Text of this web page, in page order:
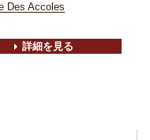
Des Accoles
詳細を見る